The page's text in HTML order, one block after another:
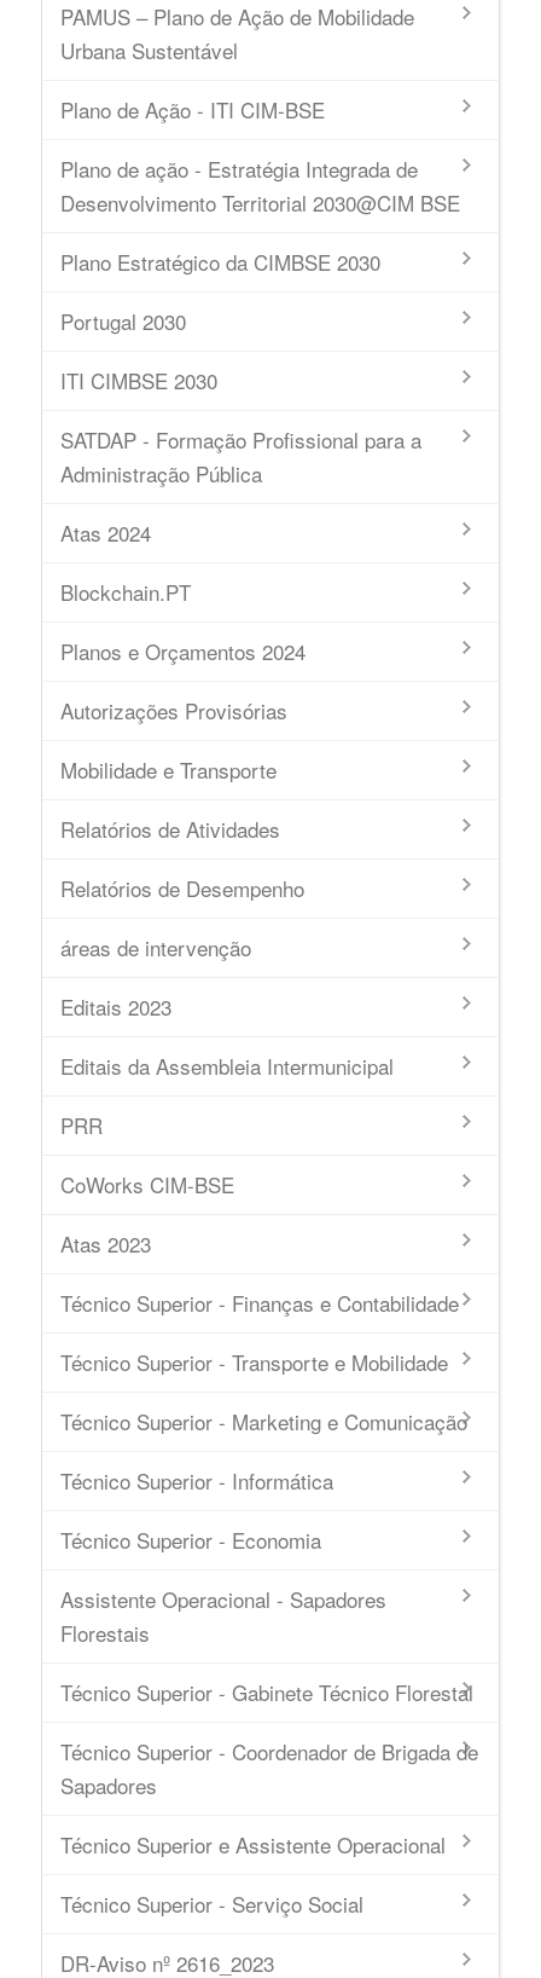
PAMUS – Plano de Ação de Mobilidade
Urbana Sustentável
Plano de Ação - ITI CIM-BSE
Plano de ação - Estratégia Integrada de
Desenvolvimento Territorial 2030@CIM BSE
Plano Estratégico da CIMBSE 2030
Portugal 2030
ITI CIMBSE 2030
SATDAP - Formação Profissional para a
Administração Pública
Atas 2024
Blockchain.PT
Planos e Orçamentos 2024
Autorizações Provisórias
Mobilidade e Transporte
Relatórios de Atividades
Relatórios de Desempenho
áreas de intervenção
Editais 2023
Editais da Assembleia Intermunicipal
PRR
CoWorks CIM-BSE
Atas 2023
Técnico Superior - Finanças e Contabilidade
Técnico Superior - Transporte e Mobilidade
Técnico Superior - Marketing e Comunicação
Técnico Superior - Informática
Técnico Superior - Economia
Assistente Operacional - Sapadores
Florestais
Técnico Superior - Gabinete Técnico Florestal
Técnico Superior - Coordenador de Brigada de
Sapadores
Técnico Superior e Assistente Operacional
Técnico Superior - Serviço Social
DR-Aviso nº 2616_2023